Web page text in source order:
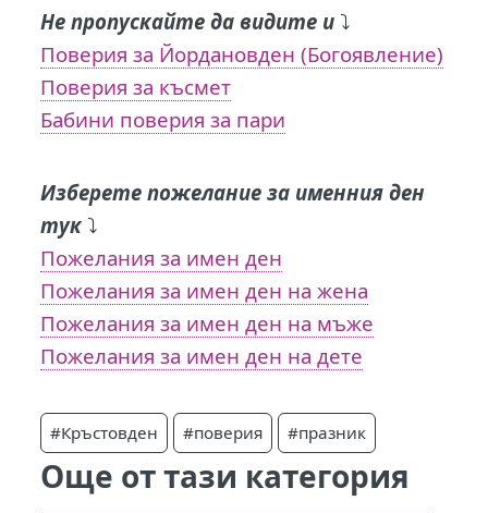
Не пропускайте да видите и ⤵️
Поверия за Йордановден (Богоявление)
Поверия за късмет
Бабини поверия за пари
Изберете пожелание за именния ден
тук ⤵️
Пожелания за имен ден
Пожелания за имен ден на жена
Пожелания за имен ден на мъже
Пожелания за имен ден на дете
#Кръстовден #поверия #празник
Още от тази категория